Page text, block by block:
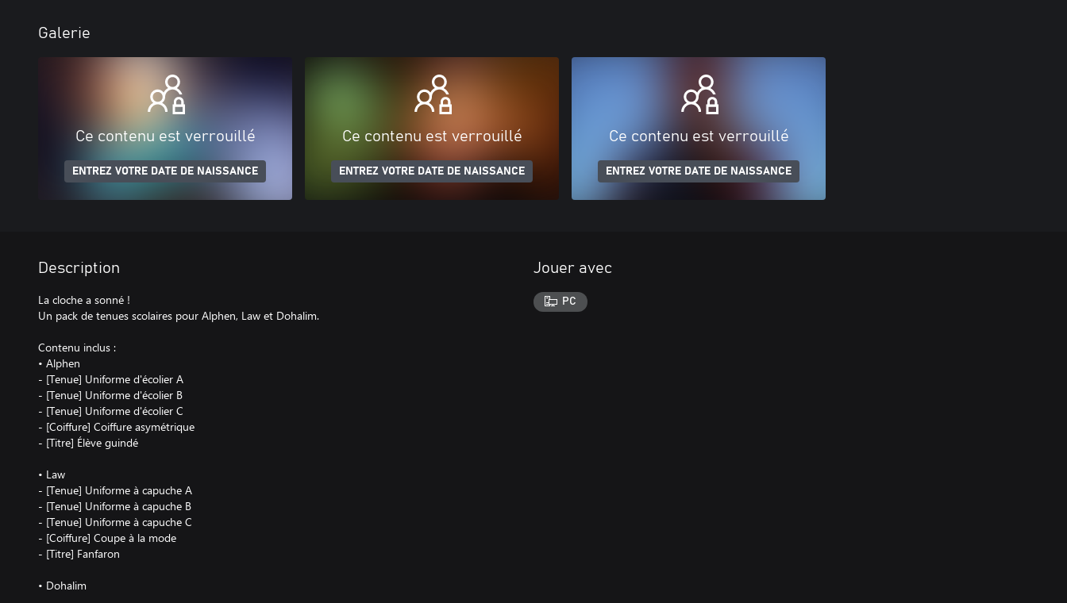
Galerie
Ce contenu est verrouillé
ENTREZ VOTRE DATE DE NAISSANCE
Ce contenu est verrouillé
ENTREZ VOTRE DATE DE NAISSANCE
Ce contenu est verrouillé
ENTREZ VOTRE DATE DE NAISSANCE
Description
La cloche a sonné !
Un pack de tenues scolaires pour Alphen, Law et Dohalim.
Contenu inclus :
• Alphen
- [Tenue] Uniforme d'écolier A
- [Tenue] Uniforme d'écolier B
- [Tenue] Uniforme d'écolier C
- [Coiffure] Coiffure asymétrique
- [Titre] Élève guindé
• Law
- [Tenue] Uniforme à capuche A
- [Tenue] Uniforme à capuche B
- [Tenue] Uniforme à capuche C
- [Coiffure] Coupe à la mode
- [Titre] Fanfaron
• Dohalim
Jouer avec
PC